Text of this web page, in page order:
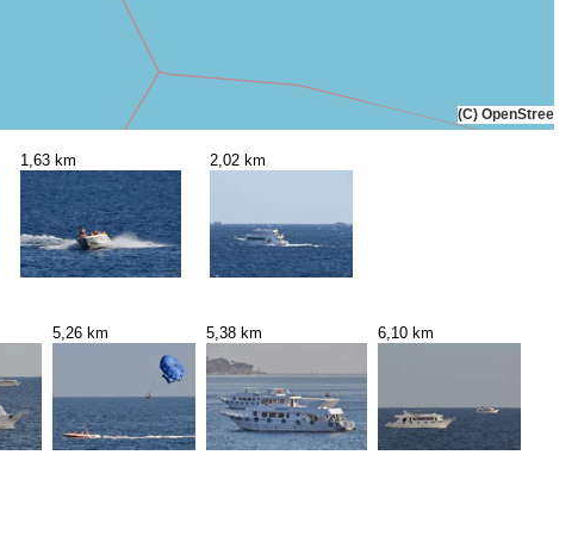
(C)
1,63 km 2,02 km
5,26 km 5,38 km 6,10 km